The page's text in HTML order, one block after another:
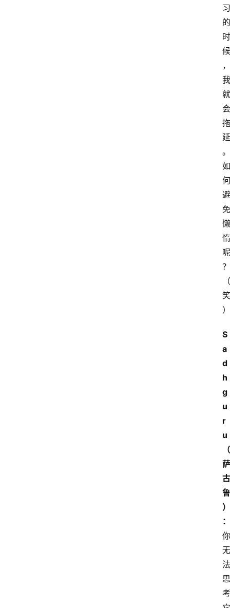
习
的
时
候
，
我
就
会
拖
延
。
如
何
避
免
懒
惰
呢
？
（
笑
）
S
a
d
h
g
u
r
u
（
萨
古
鲁
）
：
你
无
法
思
考